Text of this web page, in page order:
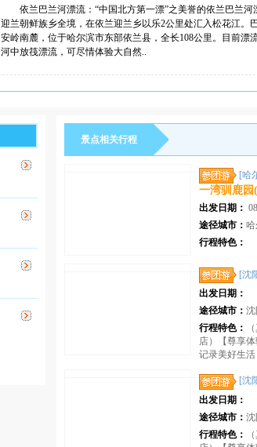
依兰巴兰河漂流：“中国北方第一漂”之美誉的依兰巴兰
迎兰朝鲜族乡全境，在依兰迎兰乡以乐2公里处汇入松花江
安岭南麓，位于哈尔滨市东部依兰县，全长108公里。目前
河中放筏漂流，可尽情体验大自然..
景点相关行程
[哈
一湾驯鹿
出发日期：
途径城市：
行程特色：
[沈
出发日期：
途径城市：
行程特色：
店）【尊享
记录美好生
[沈
出发日期：
途径城市：
行程特色：